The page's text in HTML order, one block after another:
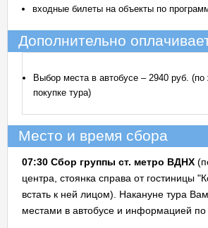
входные билеты на объекты по
Дополнительно
Выбор места в автобусе – 2940 руб.
покупке тура)
Место и время сбора
07:30 Сбор группы ст. метро ВДНХ
центра, стоянка справа от гостиницы
встать к ней лицом). Накануне тура
местами в автобусе и информацией по